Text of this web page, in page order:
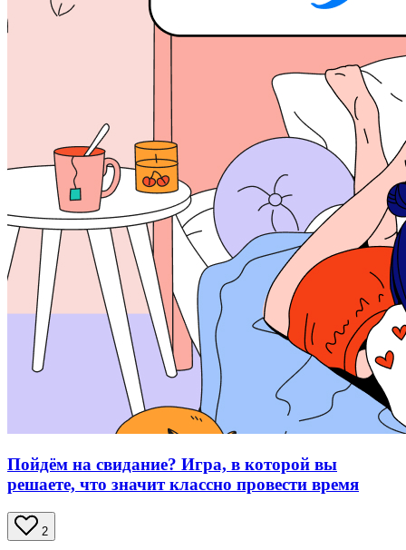
Пойдём на свидание? Игра, в которой вы
решаете, что значит классно провести время
2